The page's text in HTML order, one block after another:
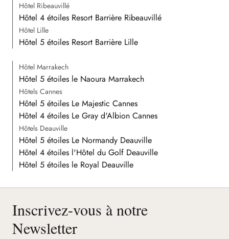
Hôtel Ribeauvillé
Hôtel 4 étoiles Resort Barrière Ribeauvillé
Hôtel Lille
Hôtel 5 étoiles Resort Barrière Lille
Hôtel Marrakech
Hôtel 5 étoiles le Naoura Marrakech
Hôtels Cannes
Hôtel 5 étoiles Le Majestic Cannes
Hôtel 4 étoiles Le Gray d'Albion Cannes
Hôtels Deauville
Hôtel 5 étoiles Le Normandy Deauville
Hôtel 4 étoiles l'Hôtel du Golf Deauville
Hôtel 5 étoiles le Royal Deauville
Inscrivez-vous à notre
Newsletter